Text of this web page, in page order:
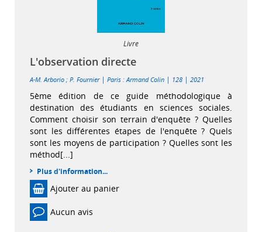
Livre
L'observation directe
A-M. Arborio ; P. Fournier | Paris : Armand Colin | 128 | 2021
5ème édition de ce guide méthodologique à
destination des étudiants en sciences sociales.
Comment choisir son terrain d'enquête ? Quelles
sont les différentes étapes de l'enquête ? Quels
sont les moyens de participation ? Quelles sont les
méthod[...]
Plus d'information...
Ajouter au panier
Aucun avis